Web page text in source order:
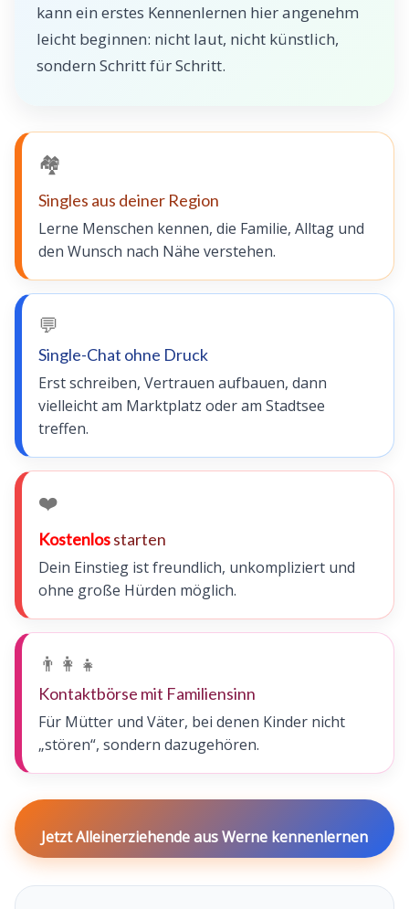
kann ein erstes Kennenlernen hier angenehm
leicht beginnen: nicht laut, nicht künstlich,
sondern Schritt für Schritt.
🏘️
Singles aus deiner Region
Lerne Menschen kennen, die Familie, Alltag und
den Wunsch nach Nähe verstehen.
💬
Single-Chat ohne Druck
Erst schreiben, Vertrauen aufbauen, dann
vielleicht am Marktplatz oder am Stadtsee
treffen.
❤️
Kostenlosstarten
Dein Einstieg ist freundlich, unkompliziert und
ohne große Hürden möglich.
👨‍👩‍👧
Kontaktbörse mit Familiensinn
Für Mütter und Väter, bei denen Kinder nicht
„stören“, sondern dazugehören.
Jetzt Alleinerziehende aus Werne kennenlernen